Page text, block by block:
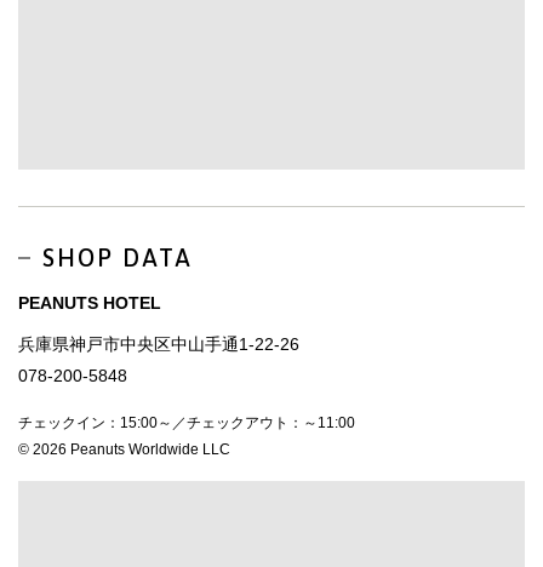
SHOP DATA
PEANUTS HOTEL
兵庫県神戸市中央区中山手通1-22-26
078-200-5848
チェックイン：15:00～／チェックアウト：～11:00
© 2026 Peanuts Worldwide LLC